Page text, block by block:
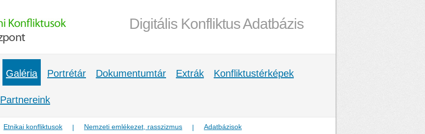
Digitális Konfliktus Adatbázis
Galéria Portrétár Dokumentumtár Extrák Konfliktustérképek
Partnereink
Etnikai konfliktusok | Nemzeti emlékezet, rasszizmus | Adatbázisok